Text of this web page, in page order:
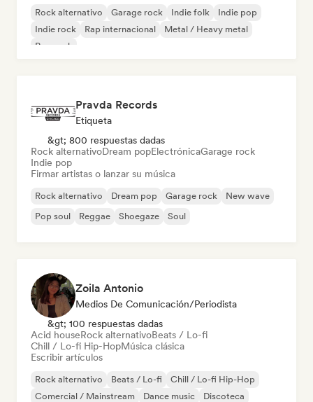
Rock alternativo Garage rock Indie folk
Indie pop
Indie rock
Rap internacional
Metal / Heavy metal
Pop rock
Pravda Records
Etiqueta
&gt; 800 respuestas dadas
Rock alternativoDream popElectrónicaGarage rock
Indie pop
Firmar artistas o lanzar su música
Rock alternativo Dream pop Garage rock
New wave
Pop soul
Reggae Shoegaze Soul
Zoila Antonio
Medios De Comunicación/Periodista
&gt; 100 respuestas dadas
Acid houseRock alternativoBeats / Lo-fi
Chill / Lo-fi Hip-HopMúsica clásica
Escribir artículos
Rock alternativo Beats / Lo-fi
Chill / Lo-fi Hip-Hop
Comercial / Mainstream
Dance music
Discoteca